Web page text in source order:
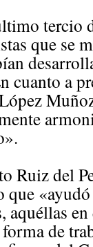
que se
cuanto a
Ruiz del
de